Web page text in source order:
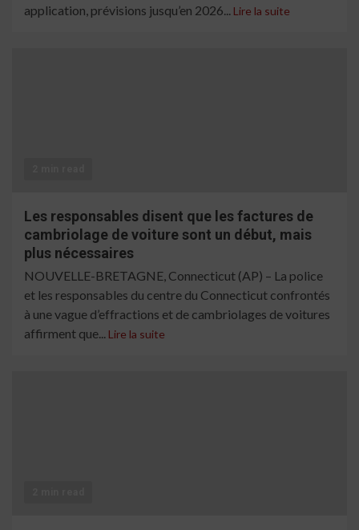
application, prévisions jusqu’en 2026... Lire la suite
Les responsables disent que les factures de
cambriolage de voiture sont un début, mais
plus nécessaires
NOUVELLE-BRETAGNE, Connecticut (AP) – La police
et les responsables du centre du Connecticut confrontés
à une vague d’effractions et de cambriolages de voitures
affirment que... Lire la suite